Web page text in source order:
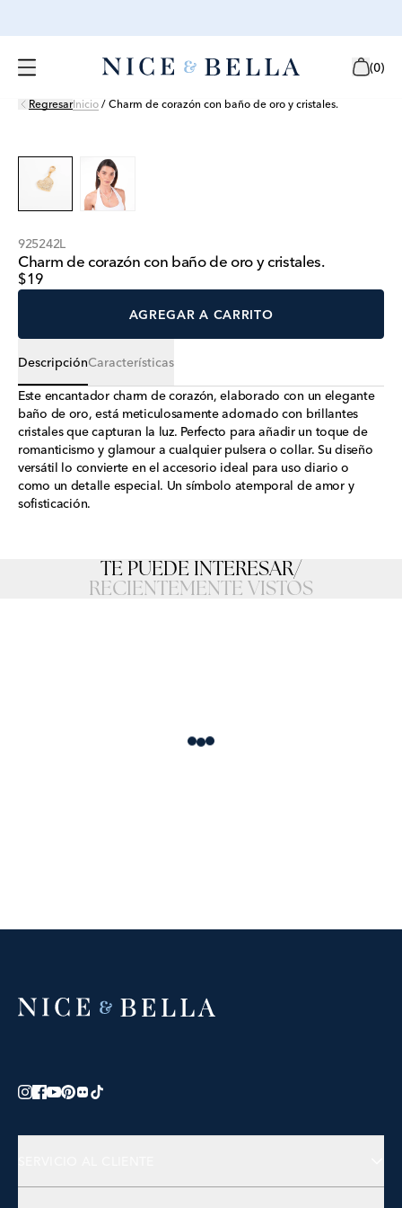
(0)
RegresarInicio / Charm de corazón con baño de oro y cristales.
925242L
Charm de corazón con baño de oro y cristales.
$19
AGREGAR A CARRITO
DescripciónCaracterísticas
Este encantador charm de corazón, elaborado con un elegante
baño de oro, está meticulosamente adornado con brillantes
cristales que capturan la luz. Perfecto para añadir un toque de
romanticismo y glamour a cualquier pulsera o collar. Su diseño
versátil lo convierte en el accesorio ideal para uso diario o
como un detalle especial. Un símbolo atemporal de amor y
sofisticación.
TE PUEDE INTERESAR/
RECIENTEMENTE VISTOS
Loading